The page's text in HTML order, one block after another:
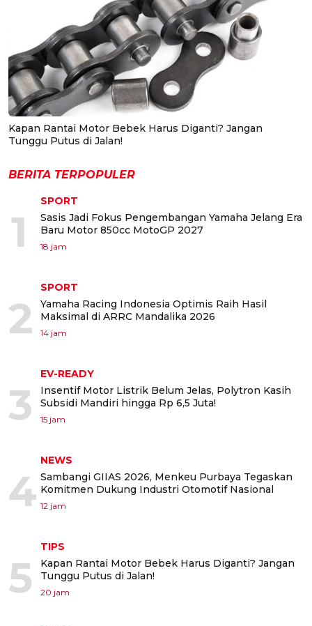
Kapan Rantai Motor Bebek Harus Diganti? Jangan
Tunggu Putus di Jalan!
BERITA TERPOPULER
1
SPORT
Sasis Jadi Fokus Pengembangan Yamaha Jelang Era
Baru Motor 850cc MotoGP 2027
18 jam
2
SPORT
Yamaha Racing Indonesia Optimis Raih Hasil
Maksimal di ARRC Mandalika 2026
14 jam
3
EV-READY
Insentif Motor Listrik Belum Jelas, Polytron Kasih
Subsidi Mandiri hingga Rp 6,5 Juta!
15 jam
4
NEWS
Sambangi GIIAS 2026, Menkeu Purbaya Tegaskan
Komitmen Dukung Industri Otomotif Nasional
12 jam
5
TIPS
Kapan Rantai Motor Bebek Harus Diganti? Jangan
Tunggu Putus di Jalan!
20 jam